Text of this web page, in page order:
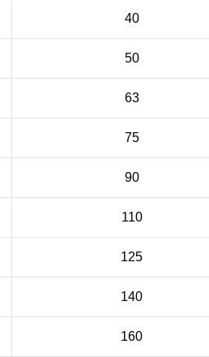
40
50
63
75
90
110
125
140
160